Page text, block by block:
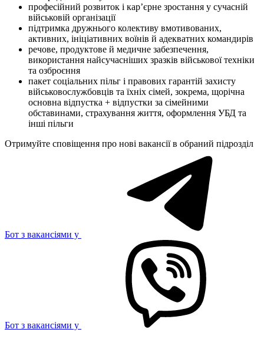
професійний розвиток і кар’єрне зростання у сучасній
військовій організації
підтримка дружнього колективу вмотивованих,
активних, ініціативних воїнів й адекватних командирів
речове, продуктове й медичне забезпечення,
використання найсучасніших зразків військової техніки
та озброєння
пакет соціальних пільг і правових гарантій захисту
військовослужбовців та їхніх сімей, зокрема, щорічна
основна відпустка + відпустки за сімейними
обставинами, страхування життя, оформлення УБД та
інші пільги
Отримуйте сповіщення про нові вакансії в обраний підрозділ
Бот з вакансіями у
Бот з вакансіями у